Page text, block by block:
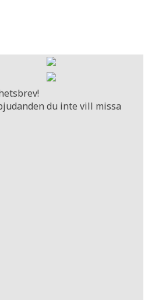
du inte vill missa